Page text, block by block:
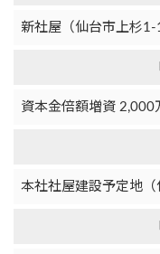
新社屋（仙台市上杉
資本金倍額増資 2,000
本社社屋建設予定地